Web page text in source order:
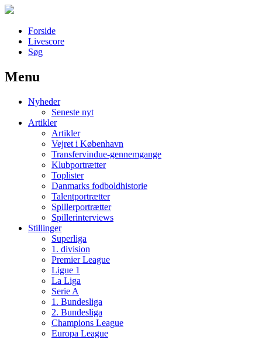
Forside
Livescore
Søg
Наши партнеры
лучшие займы
Menu
Nyheder
Seneste nyt
Artikler
Artikler
Vejret i København
Transfervindue-gennemgange
Klubportrætter
Toplister
Danmarks fodboldhistorie
Talentportrætter
Spillerportrætter
Spillerinterviews
Stillinger
Superliga
1. division
Premier League
Ligue 1
La Liga
Serie A
1. Bundesliga
2. Bundesliga
Champions League
Europa League